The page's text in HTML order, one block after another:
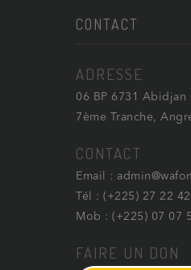
CONTACT
ADRESSE
06 BP 6731 Abidjan
7ème Tranche,
CONTACT
Email :
Tél : (+225) 27 22 42
Mob : (+225) 07 07
FAIRE UN DON